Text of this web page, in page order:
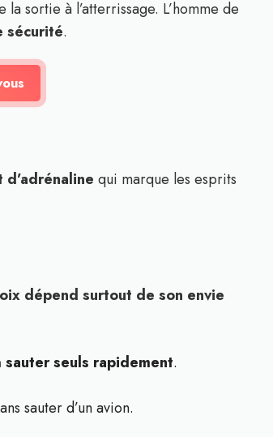
sortie à l’atterrissage. L’homme de
sécurité.
qui marque les esprits
dépend surtout de son envie
seuls rapidement.
sauter d’un avion.